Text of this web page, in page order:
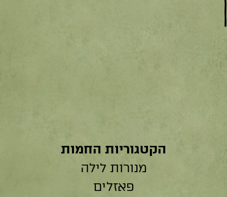
הקטגוריות החמות
מנורות לילה
פאזלים